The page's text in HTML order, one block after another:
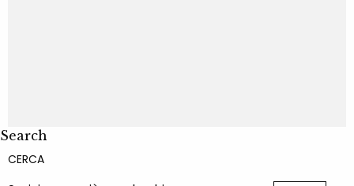
Search
CERCA